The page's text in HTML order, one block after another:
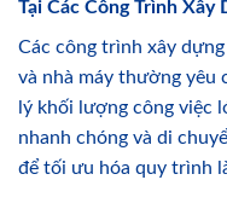
Tại Các Công Trình Xây
Các công trình xây
và nhà máy thường yêu
lý khối lượng công việc
nhanh chóng và di
để tối ưu hóa quy trình